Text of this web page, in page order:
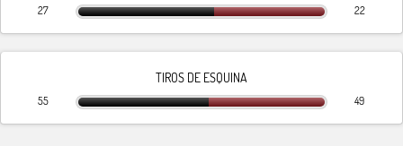
27 22
TIROS DE ESQUINA
55 49